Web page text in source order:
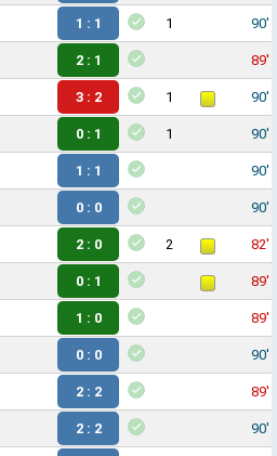
1 : 1 1 90'
2 : 1 89'
3 : 2 1 90'
0 : 1 1 90'
1 : 1 90'
0 : 0 90'
2 : 0 2 82'
0 : 1 89'
1 : 0 89'
0 : 0 90'
2 : 2 89'
2 : 2 90'